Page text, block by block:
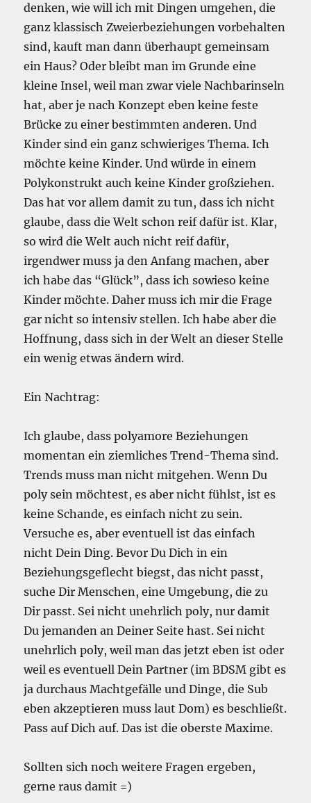
denken, wie will ich mit Dingen umgehen, die
ganz klassisch Zweierbeziehungen vorbehalten
sind, kauft man dann überhaupt gemeinsam
ein Haus? Oder bleibt man im Grunde eine
kleine Insel, weil man zwar viele Nachbarinseln
hat, aber je nach Konzept eben keine feste
Brücke zu einer bestimmten anderen. Und
Kinder sind ein ganz schwieriges Thema. Ich
möchte keine Kinder. Und würde in einem
Polykonstrukt auch keine Kinder großziehen.
Das hat vor allem damit zu tun, dass ich nicht
glaube, dass die Welt schon reif dafür ist. Klar,
so wird die Welt auch nicht reif dafür,
irgendwer muss ja den Anfang machen, aber
ich habe das “Glück”, dass ich sowieso keine
Kinder möchte. Daher muss ich mir die Frage
gar nicht so intensiv stellen. Ich habe aber die
Hoffnung, dass sich in der Welt an dieser Stelle
ein wenig etwas ändern wird.
Ein Nachtrag:
Ich glaube, dass polyamore Beziehungen
momentan ein ziemliches Trend-Thema sind.
Trends muss man nicht mitgehen. Wenn Du
poly sein möchtest, es aber nicht fühlst, ist es
keine Schande, es einfach nicht zu sein.
Versuche es, aber eventuell ist das einfach
nicht Dein Ding. Bevor Du Dich in ein
Beziehungsgeflecht biegst, das nicht passt,
suche Dir Menschen, eine Umgebung, die zu
Dir passt. Sei nicht unehrlich poly, nur damit
Du jemanden an Deiner Seite hast. Sei nicht
unehrlich poly, weil man das jetzt eben ist oder
weil es eventuell Dein Partner (im BDSM gibt es
ja durchaus Machtgefälle und Dinge, die Sub
eben akzeptieren muss laut Dom) es beschließt.
Pass auf Dich auf. Das ist die oberste Maxime.
Sollten sich noch weitere Fragen ergeben,
gerne raus damit =)